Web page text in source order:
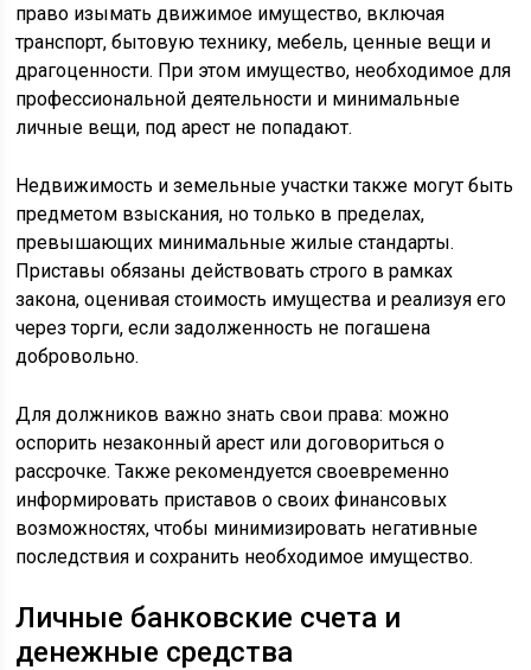
право изымать движимое имущество, включая
транспорт, бытовую технику, мебель, ценные вещи и
драгоценности. При этом имущество, необходимое для
профессиональной деятельности и минимальные
личные вещи, под арест не попадают.
Недвижимость и земельные участки также могут быть
предметом взыскания, но только в пределах,
превышающих минимальные жилые стандарты.
Приставы обязаны действовать строго в рамках
закона, оценивая стоимость имущества и реализуя его
через торги, если задолженность не погашена
добровольно.
Для должников важно знать свои права: можно
оспорить незаконный арест или договориться о
рассрочке. Также рекомендуется своевременно
информировать приставов о своих финансовых
возможностях, чтобы минимизировать негативные
последствия и сохранить необходимое имущество.
Личные банковские счета и
денежные средства